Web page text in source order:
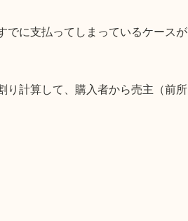
でに支払ってしまっているケースが
り計算して、購入者から売主（前所